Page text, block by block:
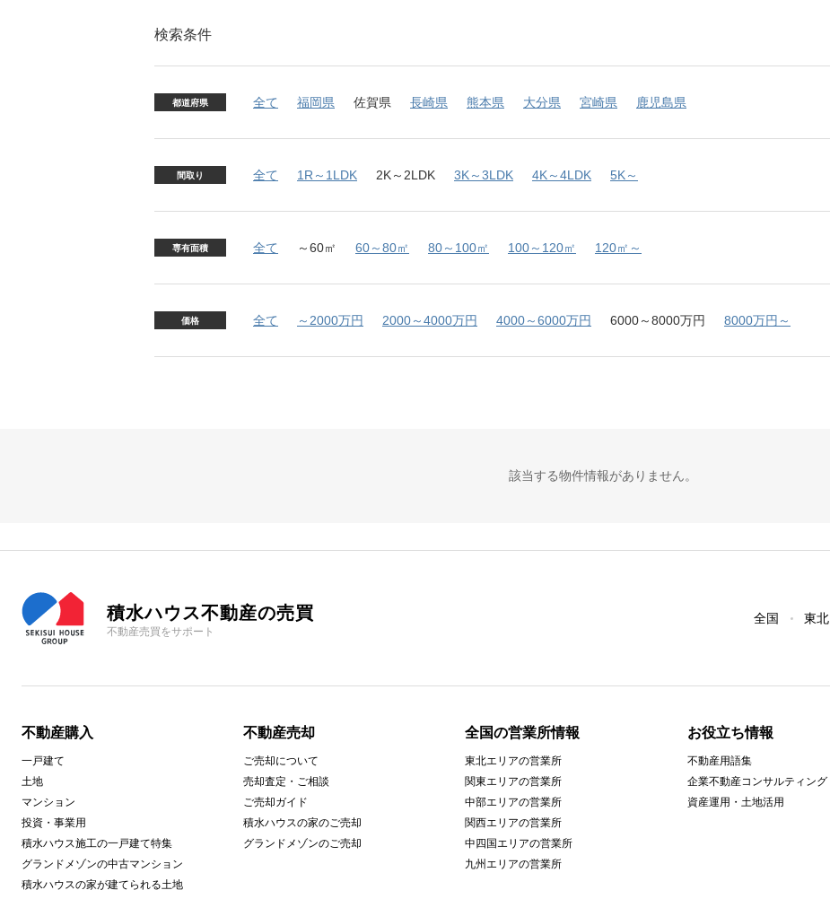
検索条件
都道府県 全て 福岡県 佐賀県 長崎県 熊本県 大分県 宮崎県 鹿児島県
間取り 全て 1R～1LDK 2K～2LDK 3K～3LDK 4K～4LDK 5K～
専有面積 全て ～60㎡ 60～80㎡ 80～100㎡ 100～120㎡ 120㎡～
価格 全て ～2000万円 2000～4000万円 4000～6000万円 6000～8000万円 8000万円～
該当する物件情報がありません。
積水ハウス不動産の売買
不動産売買をサポート
全国 東北
不動産購入
一戸建て
土地
マンション
投資・事業用
積水ハウス施工の一戸建て特集
グランドメゾンの中古マンション
積水ハウスの家が建てられる土地
不動産売却
ご売却について
売却査定・ご相談
ご売却ガイド
積水ハウスの家のご売却
グランドメゾンのご売却
全国の営業所情報
東北エリアの営業所
関東エリアの営業所
中部エリアの営業所
関西エリアの営業所
中四国エリアの営業所
九州エリアの営業所
お役立ち情報
不動産用語集
企業不動産コンサルティング
資産運用・土地活用